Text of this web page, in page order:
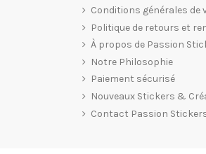
Conditions générales de
Politique de retours et
À propos de Passion
Notre Philosophie
Paiement sécurisé
Nouveaux Stickers &
Contact Passion